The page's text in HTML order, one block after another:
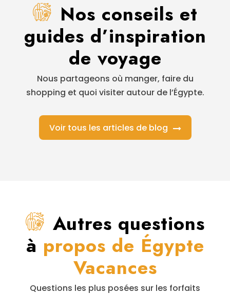
Nos conseils et
guides d’inspiration
de voyage
Nous partageons où manger, faire du
shopping et quoi visiter autour de l’Égypte.
Voir tous les articles de blog
Autres questions
à propos de Égypte
Vacances
Questions les plus posées sur les forfaits